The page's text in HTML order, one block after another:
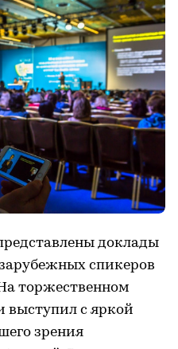
доклады
спикеров
торжественном
с яркой
зрения